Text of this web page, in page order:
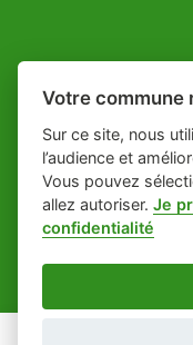
Place du village
appli des
Mentions
Votre commune
Sur ce site, nous
l’audience et
Vous pouvez
allez autoriser.Je
confidentialité